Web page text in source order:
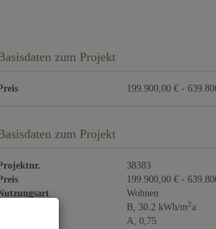
zum Projekt
199.900,00 € -
zum Projekt
38383
199.900,00 € -
Wohnen
B, 30.2 kWh/m2a
A, 0,75